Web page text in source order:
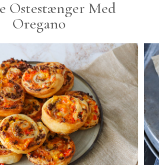
Ostestænger Med
Oregano